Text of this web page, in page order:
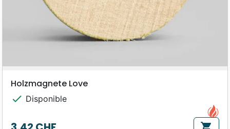
Holzmagnete Love
check Disponible